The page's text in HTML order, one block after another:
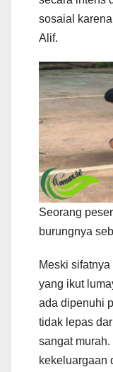
sosaial
Alif.
Seorang
burungnya
Meski
yang ikut
ada dipenuhi
tidak lepas
sangat
kekeluargaan